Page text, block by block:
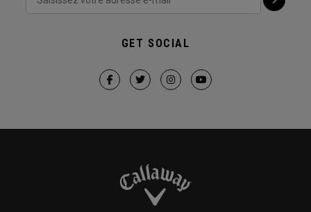
GET SOCIAL